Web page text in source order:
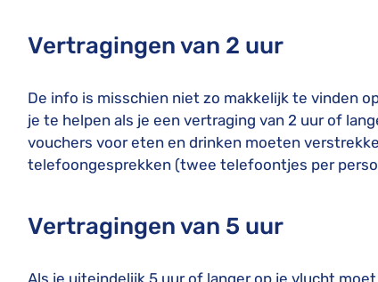
Vertragingen van 2 uur
De info is misschien niet zo makkelijk te vinden
je te helpen als je een vertraging van 2 uur of
vouchers voor eten en drinken moeten
telefoongesprekken (twee telefoontjes per
Vertragingen van 5 uur